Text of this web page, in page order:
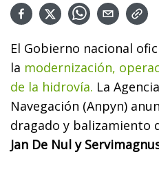
El Gobierno nacional
la modernización,
de la hidrovía. La
Navegación (Anpyn)
dragado y balizamiento
Jan De Nul y